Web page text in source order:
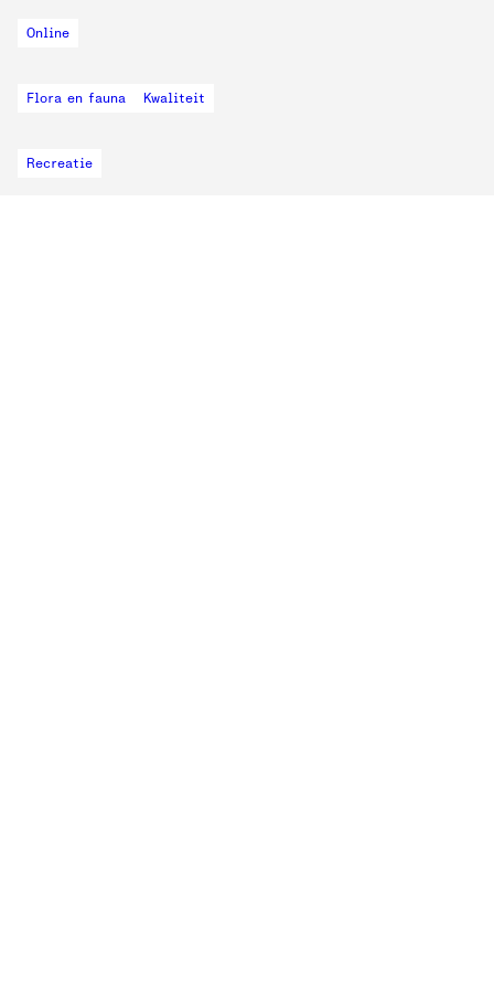
Online
Flora en fauna Kwaliteit
Recreatie